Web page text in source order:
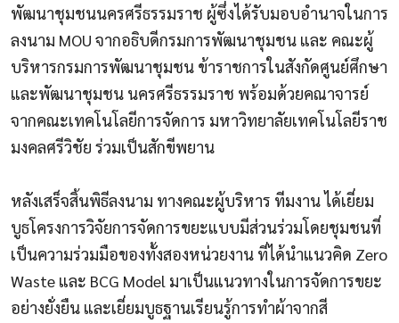
พัฒนาชุมชนนครศรีธรรมราช ผู้ซึ่งได้รับมอบอำนาจในการ
ลงนาม MOU จากอธิบดีกรมการพัฒนาชุมชน และ คณะผู้
บริหารกรมการพัฒนาชุมชน ข้าราชการในสังกัดศูนย์ศึกษา
และพัฒนาชุมชน นครศรีธรรมราช พร้อมด้วยคณาจารย์
จากคณะเทคโนโลยีการจัดการ มหาวิทยาลัยเทคโนโลยีราช
มงคลศรีวิชัย ร่วมเป็นสักขีพยาน
หลังเสร็จสิ้นพิธีลงนาม ทางคณะผู้บริหาร ทีมงาน ได้เยี่ยม
บูธโครงการวิจัยการจัดการขยะแบบมีส่วนร่วมโดยชุมชนที่
เป็นความร่วมมือของทั้งสองหน่วยงาน ที่ได้นำแนวคิด Zero
Waste และ BCG Model มาเป็นแนวทางในการจัดการขยะ
อย่างยั่งยืน และเยี่ยมบูธฐานเรียนรู้การทำผ้าจากสี